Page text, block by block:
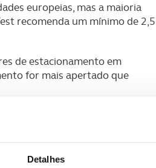
Detalhes
europeias, mas a maioria
recomenda um mínimo de 2,5
de estacionamento em
for mais apertado que
com grande rotatividade
ACP, verificou-se uma
a largura é de apenas 2,05
é de 2,1 m.